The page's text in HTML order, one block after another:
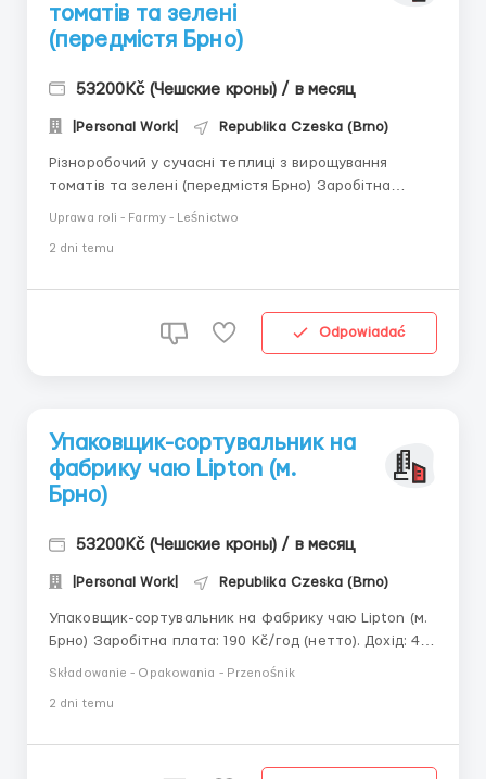
томатів та зелені
(передмістя Брно)
53200Kč (Чешские кроны) / в месяц
|Personal Work| Republika Czeska (Brno)
Різноробочий у сучасні теплиці з вирощування
томатів та зелені (передмістя Брно) Заробітна
плата: 190 Kč/год (нетто). Середній дохід: 41 800 –
Обов'язки: Догляд за рослинами в автоматизованих
Uprawa roli - Farmy - Leśnictwo
2 dni temu
Odpowiadać
Упаковщик-сортувальник на
фабрику чаю Lipton (м.
Брно)
53200Kč (Чешские кроны) / в месяц
|Personal Work| Republika Czeska (Brno)
Упаковщик-сортувальник на фабрику чаю Lipton (м.
Брно) Заробітна плата: 190 Kč/год (нетто). Дохід: 41
800 – 53 200 Kč/місяць. Обов'язки: Фасування
транспортування. Наклеювання етикеток із
Składowanie - Opakowania - Przenośnik
2 dni temu